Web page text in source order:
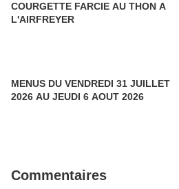
COURGETTE FARCIE AU THON A
L'AIRFREYER
MENUS DU VENDREDI 31 JUILLET
2026 AU JEUDI 6 AOUT 2026
Commentaires